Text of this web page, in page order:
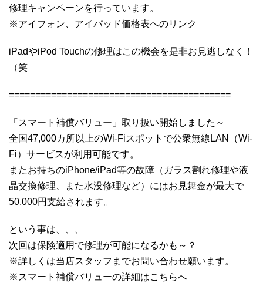
修理キャンペーンを行っています。
※アイフォン、アイパッド価格表へのリンク
iPadやiPod Touchの修理はこの機会を是非お見逃しなく！
（笑
==========================================
「スマート補償バリュー」取り扱い開始しました～
全国47,000カ所以上のWi-Fiスポットで公衆無線LAN（Wi-
Fi）サービスが利用可能です。
またお持ちのiPhone/iPad等の故障（ガラス割れ修理や液
晶交換修理、また水没修理など）にはお見舞金が最大で
50,000円支給されます。
という事は、、、
次回は保険適用で修理が可能になるかも～？
※詳しくは当店スタッフまでお問い合わせ願います。
※スマート補償バリューの詳細はこちらへ